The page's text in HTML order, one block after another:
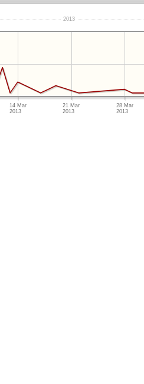
2013
14 Mar
2013
21 Mar
2013
28 Mar
2013